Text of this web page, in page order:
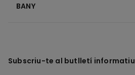
BANY
Subscriu-te al butlletí informatiu